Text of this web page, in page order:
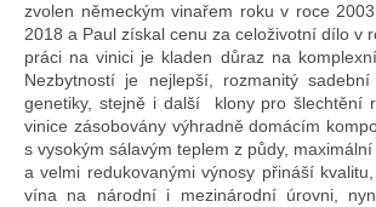
zvolen německým vinařem roku v roce
2018 a Paul získal cenu za celoživotní dílo v
práci na vinici je kladen důraz na
Nezbytností je nejlepší, rozmanitý
genetiky, stejně i další klony pro šlechtění
vinice zásobovány výhradně domácím
s vysokým sálavým teplem z půdy,
a velmi redukovanými výnosy přináší
vína na národní i mezinárodní úrovni,